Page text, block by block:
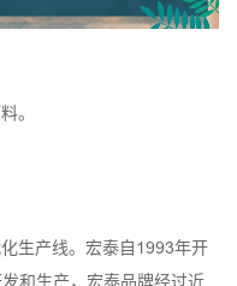
。
生产线。宏泰自1993年开